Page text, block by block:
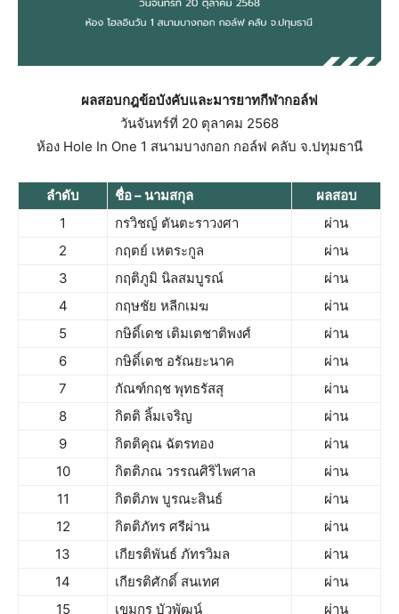
ผลสอบกฎข้อบังคับและมารยาทกีฬากอล์ฟ
วันจันทร์ที่ 20 ตุลาคม 2568
ห้อง Hole In One 1 สนามบางกอก กอล์ฟ คลับ จ.ปทุมธานี
ลำดับ ชื่อ – นามสกุล
ผลสอบ
1
กรวิชญ์ ตันตะราวงศา
ผ่าน
2
กฤตย์ เหตระกูล
ผ่าน
3
กฤติภูมิ นิลสมบูรณ์
ผ่าน
4
กฤษชัย หลีกเมฆ
ผ่าน
5
กษิดิ์เดช เติมเตชาติพงศ์
ผ่าน
6
กษิดิ์เดช อรัณยะนาค
ผ่าน
7
กัณฑ์กฤช พุทธรัสสุ
ผ่าน
8
กิตติ ลิ้มเจริญ
ผ่าน
9
กิตติคุณ ฉัตรทอง
ผ่าน
10
กิตติภณ วรรณศิริไพศาล
ผ่าน
11
กิตติภพ บูรณะสินธ์
ผ่าน
12
กิตติภัทร ศรีผ่าน
ผ่าน
13
เกียรติพันธ์ ภัทรวิมล
ผ่าน
14
เกียรติศักดิ์ สนเทศ
ผ่าน
15
เขมกร บัวพัฒน์
ผ่าน